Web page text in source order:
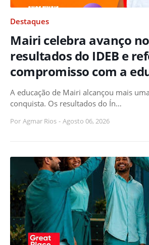
Destaques
Mairi celebra avanço
resultados do IDEB e
compromisso com a
A educação de Mairi alcançou mais
conquista. Os resultados do Ín…
Por Agmar Rios - Agosto 06, 2026